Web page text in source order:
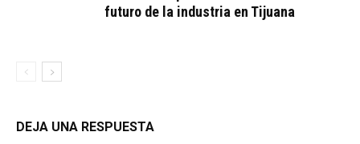
futuro de la industria en Tijuana
DEJA UNA RESPUESTA